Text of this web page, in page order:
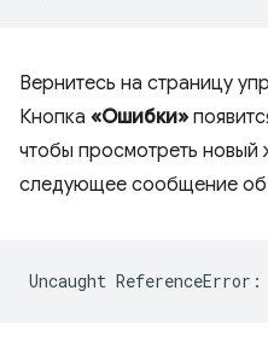
Вернитесь на страницу
Кнопка «Ошибки»
чтобы просмотреть
следующее сообщение